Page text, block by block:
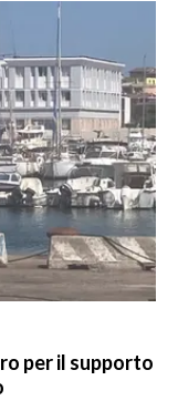
per il supporto